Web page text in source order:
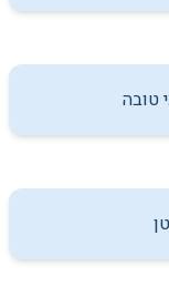
טובה